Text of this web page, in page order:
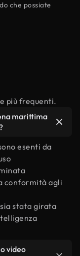
che possiate
più frequenti.
marittima
esenti da
conformità agli
stata girata
video